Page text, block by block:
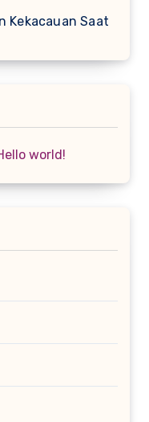
Kekacauan Saat
world!